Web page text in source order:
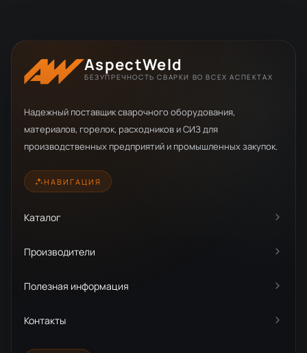
AspectWeld
БЕЗУПРЕЧНОСТЬ СВАРКИ ВО ВСЕХ АСПЕКТАХ
Надежный поставщик сварочного оборудования,
материалов, горелок, расходников и СИЗ для
производственных предприятий и промышленных закупок.
НАВИГАЦИЯ
Каталог
Производители
Полезная информация
Контакты